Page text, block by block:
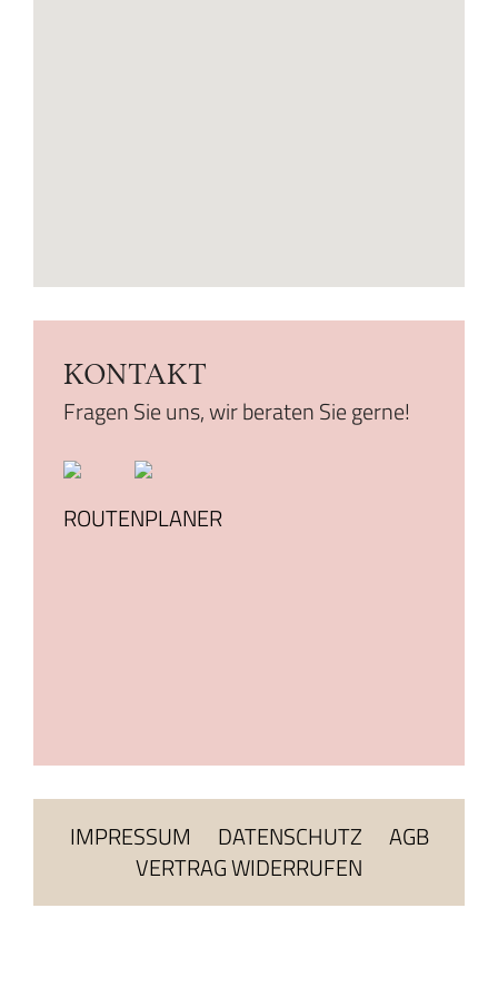
KONTAKT
Fragen Sie uns, wir beraten Sie gerne!
ROUTENPLANER
IMPRESSUM DATENSCHUTZ
AGB
VERTRAG WIDERRUFEN